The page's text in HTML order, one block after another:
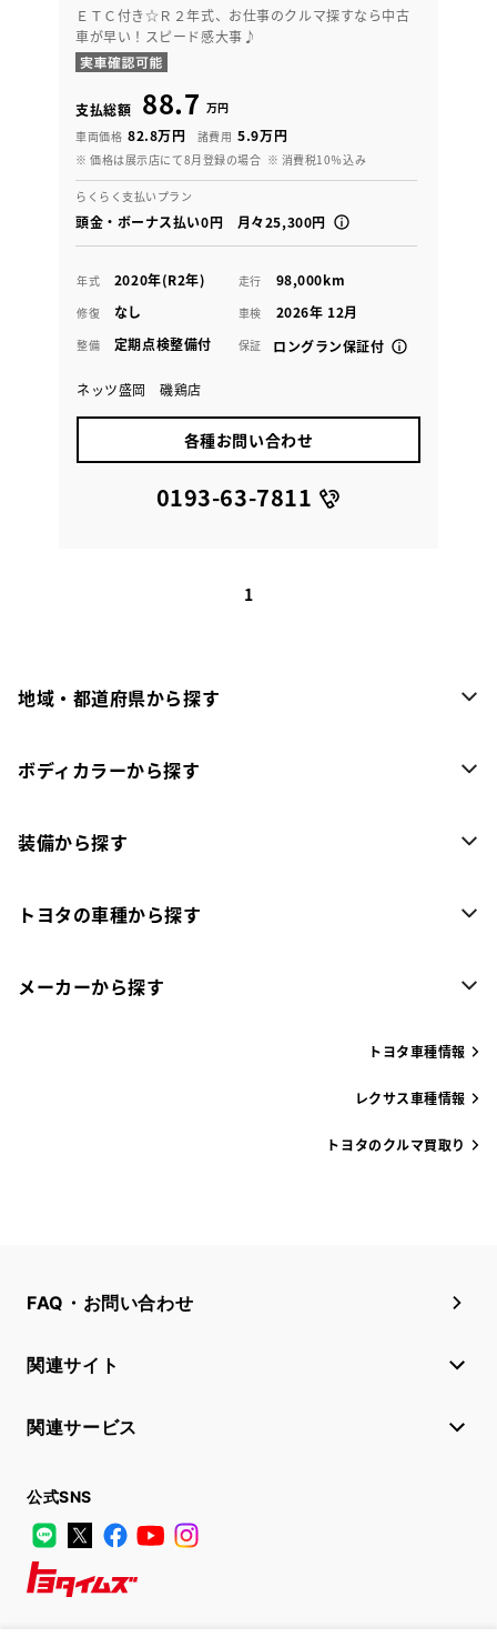
ＥＴＣ付き☆Ｒ２年式、お仕事のクルマ探すなら中古
車が早い！スピード感大事♪
支払総額 88.7 万円
車両価格 82.8万円 諸費用 5.9万円
※ 価格は展示店にて8月登録の場合 ※ 消費税10％込み
らくらく支払いプラン
頭金・ボーナス払い0円 月々25,300円
年式 2020年(R2年) 走行 98,000km
修復 なし 車検 2026年 12月
整備 定期点検整備付 保証 ロングラン保証付
ネッツ盛岡 磯鶏店
各種お問い合わせ
0193-63-7811
1
地域・都道府県から探す
ボディカラーから探す
装備から探す
トヨタの車種から探す
メーカーから探す
トヨタ車種情報
レクサス車種情報
トヨタのクルマ買取り
FAQ・お問い合わせ
関連サイト
関連サービス
公式SNS
LINE
X FacebookYouTube